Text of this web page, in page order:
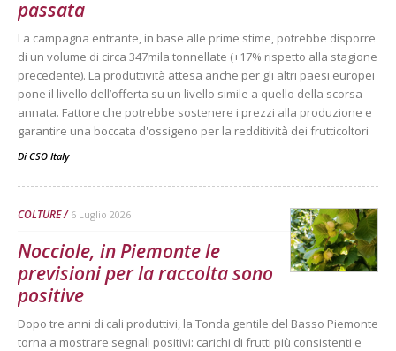
passata
La campagna entrante, in base alle prime stime, potrebbe disporre
di un volume di circa 347mila tonnellate (+17% rispetto alla stagione
precedente). La produttività attesa anche per gli altri paesi europei
pone il livello dell’offerta su un livello simile a quello della scorsa
annata. Fattore che potrebbe sostenere i prezzi alla produzione e
garantire una boccata d'ossigeno per la redditività dei frutticoltori
Di CSO Italy
COLTURE 6 Luglio 2026
Nocciole, in Piemonte le
previsioni per la raccolta sono
positive
Dopo tre anni di cali produttivi, la Tonda gentile del Basso Piemonte
torna a mostrare segnali positivi: carichi di frutti più consistenti e